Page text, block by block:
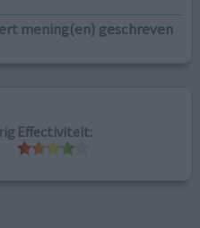
mening(en) geschreven
Effectiviteit: